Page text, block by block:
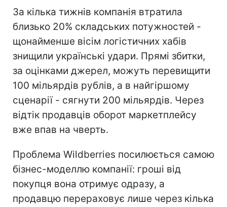
За кілька тижнів компанія втратила
близько 20% складських потужностей -
щонайменше вісім логістичних хабів
знищили українські удари. Прямі збитки,
за оцінками джерел, можуть перевищити
100 мільярдів рублів, а в найгіршому
сценарії - сягнути 200 мільярдів. Через
відтік продавців оборот маркетплейсу
вже впав на чверть.
Проблема Wildberries посилюється самою
бізнес-моделлю компанії: гроші від
покупця вона отримує одразу, а
продавцю перераховує лише через кілька